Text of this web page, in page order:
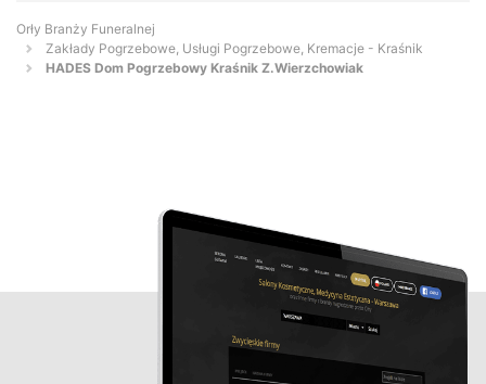
Orły Branży Funeralnej
Zakłady Pogrzebowe, Usługi Pogrzebowe, Kremacje - Kraśnik
HADES Dom Pogrzebowy Kraśnik Z.Wierzchowiak